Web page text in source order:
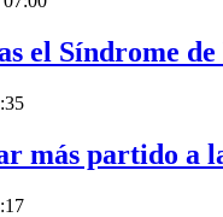
el Síndrome
más partido a